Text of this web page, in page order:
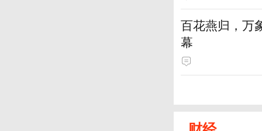
百花燕归，万
幕